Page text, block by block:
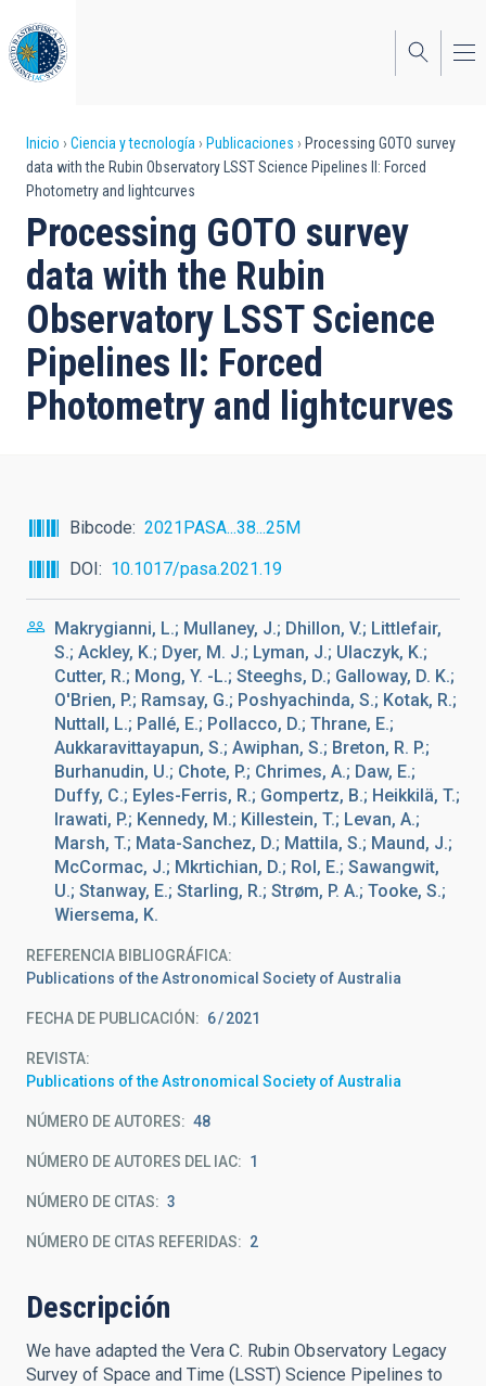
al
contenido
principal
Sobrescribir
enlaces
de
ayuda
a
la
navegación
Inicio Ciencia y tecnología Publicaciones
Processing GOTO survey
data with the Rubin Observatory LSST Science Pipelines II: Forced
Photometry and lightcurves
Processing GOTO survey
data with the Rubin
Observatory LSST Science
Pipelines II: Forced
Photometry and lightcurves
Bibcode
2021PASA...38...25M
DOI
10.1017/pasa.2021.19
Makrygianni, L.; Mullaney, J.; Dhillon, V.; Littlefair,
S.; Ackley, K.; Dyer, M. J.; Lyman, J.; Ulaczyk, K.;
Cutter, R.; Mong, Y. -L.; Steeghs, D.; Galloway, D. K.;
O'Brien, P.; Ramsay, G.; Poshyachinda, S.; Kotak, R.;
Nuttall, L.; Pallé, E.; Pollacco, D.; Thrane, E.;
Aukkaravittayapun, S.; Awiphan, S.; Breton, R. P.;
Burhanudin, U.; Chote, P.; Chrimes, A.; Daw, E.;
Duffy, C.; Eyles-Ferris, R.; Gompertz, B.; Heikkilä, T.;
Irawati, P.; Kennedy, M.; Killestein, T.; Levan, A.;
Marsh, T.; Mata-Sanchez, D.; Mattila, S.; Maund, J.;
McCormac, J.; Mkrtichian, D.; Rol, E.; Sawangwit,
U.; Stanway, E.; Starling, R.; Strøm, P. A.; Tooke, S.;
Wiersema, K.
REFERENCIA BIBLIOGRÁFICA
Publications of the Astronomical Society of Australia
FECHA DE PUBLICACIÓN: 6 2021
REVISTA
Publications of the Astronomical Society of Australia
NÚMERO DE AUTORES 48
NÚMERO DE AUTORES DEL IAC 1
NÚMERO DE CITAS 3
NÚMERO DE CITAS REFERIDAS 2
Descripción
We have adapted the Vera C. Rubin Observatory Legacy
Survey of Space and Time (LSST) Science Pipelines to